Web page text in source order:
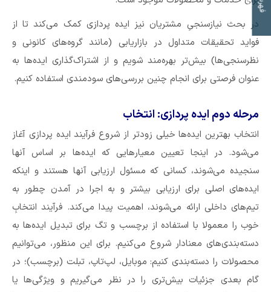
در بحث نیازسنجیِ مشتریان نیز ایده پردازی کمک می‌کند تا از
فواید تحقیقات متداول در بازاریابی (مانند گروه‌های کانونی و
نظرسنجی‌ها) بیش‌تر بهره‏‌مند شویم و از اشتراک‌گذاری ایده‏‌ها به
عنوان فرصتی برای انجام چنین بررسی‌های سودمندی استفاده کنیم.
مرحله دوم ایده پردازی: انتخاب
انتخاب بهترین ایده‌ها خیلی زودتر از شروع فرآیند ایده پردازی آغاز
می‌شود. در اینجا تعیین معیارهایی که ایده‌ها بر اساس آنها
سنجیده می‌شوند، کسانی که مسئول ارزیابی آنها هستند و اینکه
ایده‌های اصلی برای ارزیابی بیشتر و به اجرا در آمدن چطور به
تیم‌های داخلی ارائه می‌شوند، اهمیت پیدا می‌کند. فرآیند انتخابِ
خوب را معمولا با استفاده از برچسب‌ و تگ‌ برای تبدیل ایده‌ها به
دسته‌بندی‌های معنادار شروع می‌کنیم. برای این منظور، می‌توانیم
محصولات را دسته‌بندی کنیم: موبایل، لپ‌تاپ، تبلت (برچسب)؛ در
گام بعدی جزئیات بیش‌تری را در نظر می‌گیریم و ویژگی‌ها یا